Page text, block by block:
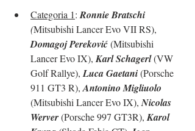
Categoria 1: Ronnie Bratschi
(Mitsubishi Lancer Evo VII RS),
Domagoj Pereković (Mitsubishi
Lancer Evo IX), Karl Schagerl (VW
Golf Rallye), Luca Gaetani (Porsche
911 GT3 R), Antonino Migliuolo
(Mitsubishi Lancer Evo IX), Nicolas
Werver (Porsche 997 GT3R), Karol